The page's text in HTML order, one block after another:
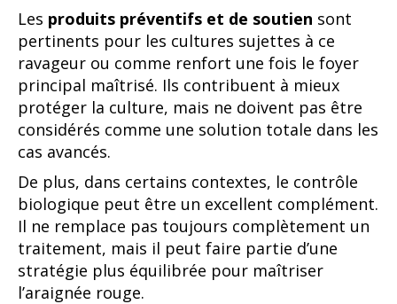
Les produits préventifs et de soutien sont
pertinents pour les cultures sujettes à ce
ravageur ou comme renfort une fois le foyer
principal maîtrisé. Ils contribuent à mieux
protéger la culture, mais ne doivent pas être
considérés comme une solution totale dans les
cas avancés.
De plus, dans certains contextes, le contrôle
biologique peut être un excellent complément.
Il ne remplace pas toujours complètement un
traitement, mais il peut faire partie d’une
stratégie plus équilibrée pour maîtriser
l’araignée rouge.